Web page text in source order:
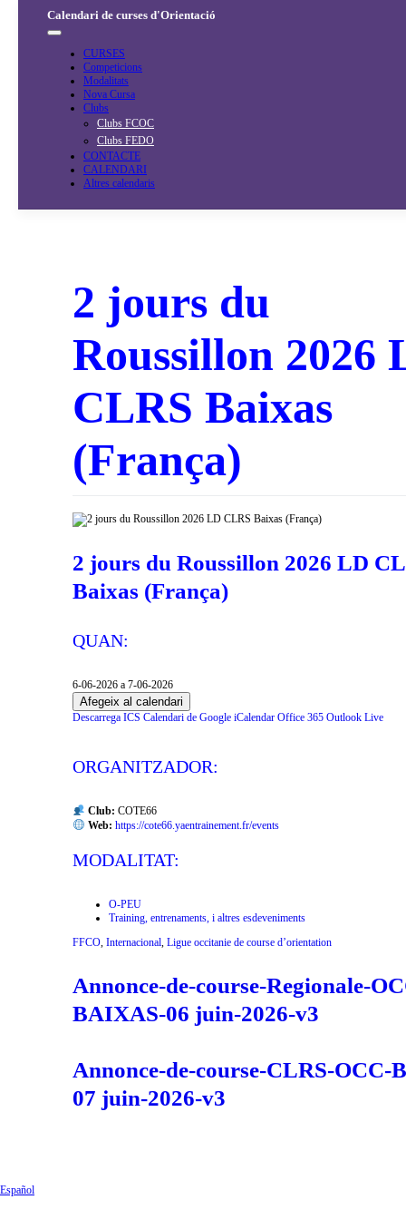
contingut
Calendari de curses d'Orientació
CURSES
Competicions
Modalitats
Nova Cursa
Clubs
Clubs FCOC
Clubs FEDO
CONTACTE
CALENDARI
Altres calendaris
2 jours du
Roussillon 2026
CLRS Baixas
(França)
2 jours du Roussillon 2026 LD
Baixas (França)
QUAN:
6-06-2026 a 7-06-2026
Afegeix al calendari
Descarrega ICS Calendari de Google iCalendar Office 365 Outlook Live
ORGANITZADOR:
Club: COTE66
Web: https://cote66.yaentrainement.fr/events
MODALITAT:
O-PEU
Training, entrenaments, i altres esdeveniments
FFCO Internacional Ligue occitanie de course d’orientation
Annonce-de-course-Regionale-
BAIXAS-06 juin-2026-v3
Annonce-de-course-CLRS-OCC-
07 juin-2026-v3
Español